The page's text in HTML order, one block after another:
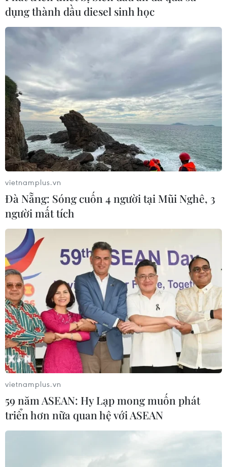
Chuyển đổi Số: Không thể 'một bộ ngành
đi mà 4-5 bộ khác đứng yên'
14/06/2023 14:25
Phó Thủ tướng Trần Hồng Hà yêu cầu, các bộ, ngành
đặt ra mục tiêu, tiến độ cụ thể trong thực hiện chuyển
đổi số, nhất là liên quan đến 25 dịch vụ công thiết yếu
của người dân.
dụng thành dầu diesel sinh học
vietnamplus.vn
Đà Nẵng: Sóng cuốn 4 người tại Mũi Nghê, 3
người mất tích
vietnamplus.vn
59 năm ASEAN: Hy Lạp mong muốn phát
triển hơn nữa quan hệ với ASEAN